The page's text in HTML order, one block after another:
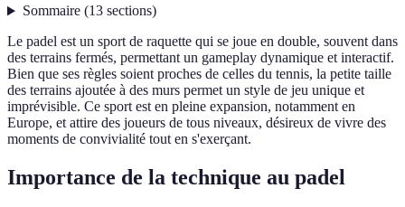
Sommaire(13 sections)
Le padel est un sport de raquette qui se joue en double, souvent dans
des terrains fermés, permettant un gameplay dynamique et interactif.
Bien que ses règles soient proches de celles du tennis, la petite taille
des terrains ajoutée à des murs permet un style de jeu unique et
imprévisible. Ce sport est en pleine expansion, notamment en
Europe, et attire des joueurs de tous niveaux, désireux de vivre des
moments de convivialité tout en s'exerçant.
Importance de la technique au padel